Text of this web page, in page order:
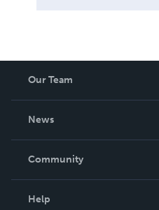
Our Team
News
In The News
Community
Help